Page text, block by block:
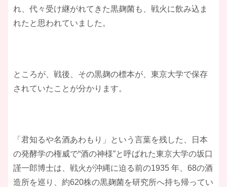
れ、代々受け継がれてきた黒麹菌も、戦火に飲み込ま
れたと思われていました。
ところが、戦後、その黒麹の標本が、東京大学で保存
されていたことが分かります。
「君知るや名酒あわもり」という言葉を残した、日本
の発酵学の権威で“酒の神様”と呼ばれた東京大学の坂口
謹一郎博士は、戦火が沖縄に迫る前の1935 年、68の酒
造所を巡り、約620株の黒麹菌を研究所へ持ち帰ってい